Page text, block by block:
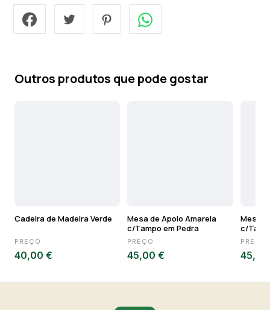
Outros produtos que pode gostar
Cadeira de Madeira Verde
PREÇO
40,00 €
Mesa de Apoio Amarela
c/Tampo em Pedra
PREÇO
45,00 €
Mesa
c/
PREÇO